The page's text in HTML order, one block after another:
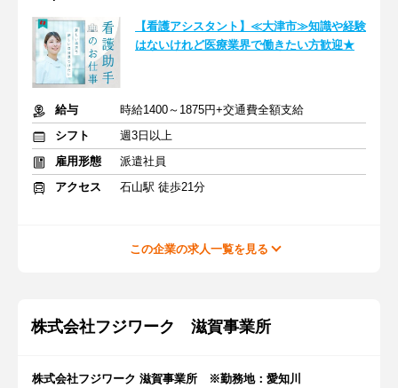
【看護アシスタント】≪大津市≫知識や経験
はないけれど医療業界で働きたい方歓迎★
給与
時給1400～1875円+交通費全額支給
シフト
週3日以上
雇用形態
派遣社員
アクセス
石山駅 徒歩21分
この企業の求人一覧を見る
株式会社フジワーク 滋賀事業所
株式会社フジワーク 滋賀事業所 ※勤務地：愛知川